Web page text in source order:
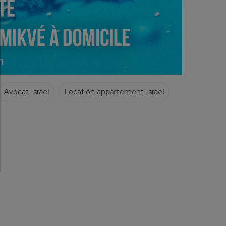
Avocat Israël Location appartement Israël